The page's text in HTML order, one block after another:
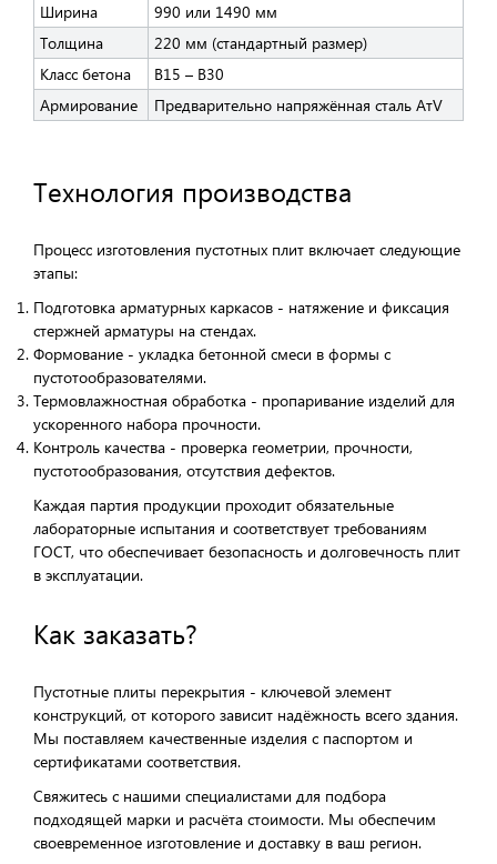
Ширина
990 или 1490 мм
Толщина
220 мм (стандартный размер)
Класс бетона
B15 – B30
Армирование
Предварительно напряжённая сталь АтV
Технология производства
Процесс изготовления пустотных плит включает следующие
этапы:
Подготовка арматурных каркасов - натяжение и фиксация
стержней арматуры на стендах.
Формование - укладка бетонной смеси в формы с
пустотообразователями.
Термовлажностная обработка - пропаривание изделий для
ускоренного набора прочности.
Контроль качества - проверка геометрии, прочности,
пустотообразования, отсутствия дефектов.
Каждая партия продукции проходит обязательные
лабораторные испытания и соответствует требованиям
ГОСТ, что обеспечивает безопасность и долговечность плит
в эксплуатации.
Как заказать?
Пустотные плиты перекрытия - ключевой элемент
конструкций, от которого зависит надёжность всего здания.
Мы поставляем качественные изделия с паспортом и
сертификатами соответствия.
Свяжитесь с нашими специалистами для подбора
подходящей марки и расчёта стоимости. Мы обеспечим
своевременное изготовление и доставку в ваш регион.